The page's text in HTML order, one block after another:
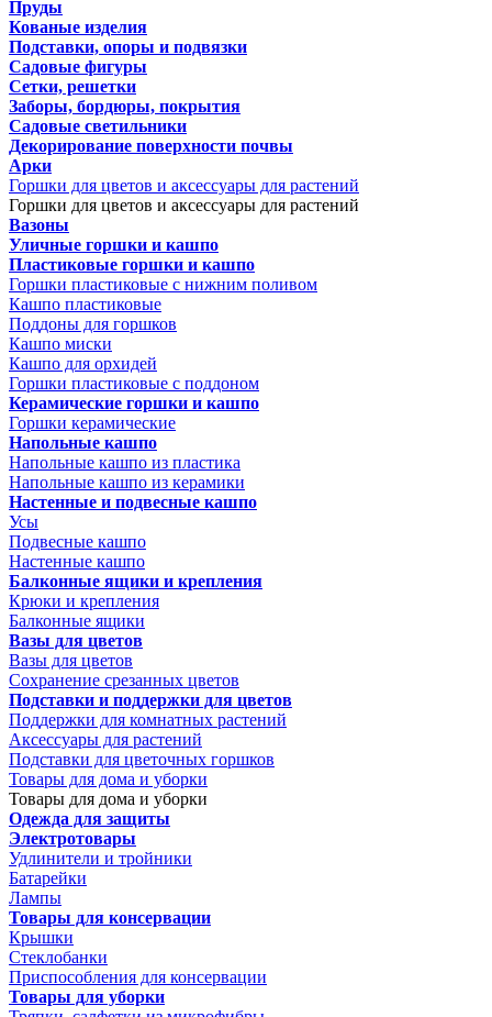
Пруды
Кованые изделия
Подставки, опоры и подвязки
Садовые фигуры
Сетки, решетки
Заборы, бордюры, покрытия
Садовые светильники
Декорирование поверхности почвы
Арки
Горшки для цветов и аксессуары для растений
Горшки для цветов и аксессуары для растений
Вазоны
Уличные горшки и кашпо
Пластиковые горшки и кашпо
Горшки пластиковые с нижним поливом
Кашпо пластиковые
Поддоны для горшков
Кашпо миски
Кашпо для орхидей
Горшки пластиковые с поддоном
Керамические горшки и кашпо
Горшки керамические
Напольные кашпо
Напольные кашпо из пластика
Напольные кашпо из керамики
Настенные и подвесные кашпо
Усы
Подвесные кашпо
Настенные кашпо
Балконные ящики и крепления
Крюки и крепления
Балконные ящики
Вазы для цветов
Вазы для цветов
Сохранение срезанных цветов
Подставки и поддержки для цветов
Поддержки для комнатных растений
Аксессуары для растений
Подставки для цветочных горшков
Товары для дома и уборки
Товары для дома и уборки
Одежда для защиты
Электротовары
Удлинители и тройники
Батарейки
Лампы
Товары для консервации
Крышки
Стеклобанки
Приспособления для консервации
Товары для уборки